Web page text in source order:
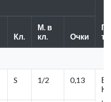
Кл.
М. в
кл.
Очки
S 1/2 0,13
,